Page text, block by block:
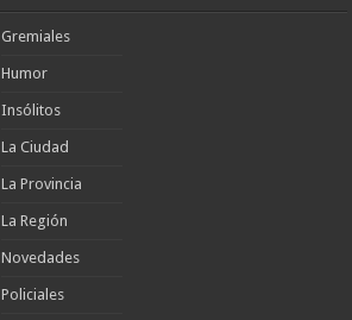
Gremiales
Humor
Insólitos
La Ciudad
La Provincia
La Región
Novedades
Policiales